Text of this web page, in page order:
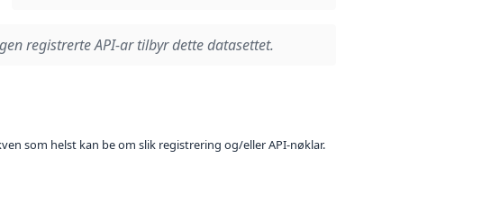
registrerte API-ar tilbyr dette datasettet.
som helst kan be om slik registrering og/eller API-nøklar.